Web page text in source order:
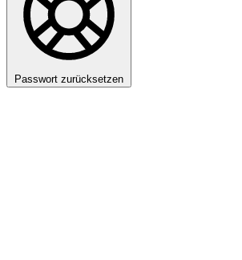
Passwort zurücksetzen